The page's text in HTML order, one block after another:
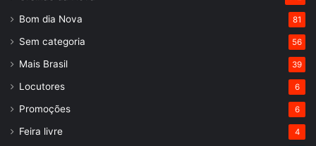
Bom dia Nova 81
Sem categoria 56
Mais Brasil 39
Locutores 6
Promoções 6
Feira livre 4